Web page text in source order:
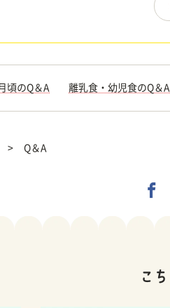
頃のQ＆A 離乳食・幼児食のQ＆A
Q＆A